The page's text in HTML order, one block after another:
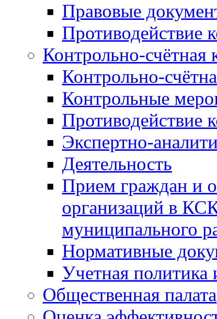
Правовые
Противодействие
Контрольно-счётная
Контрольно-
Контрольные
Противодействие
Экспертно-
Деятельность
Прием граждан и
организаций в
муниципального
Нормативные
Учетная политика
Общественная палата